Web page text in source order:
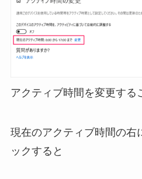
アクティブ時間を変更する
現在のアクティブ時間の右
ックすると